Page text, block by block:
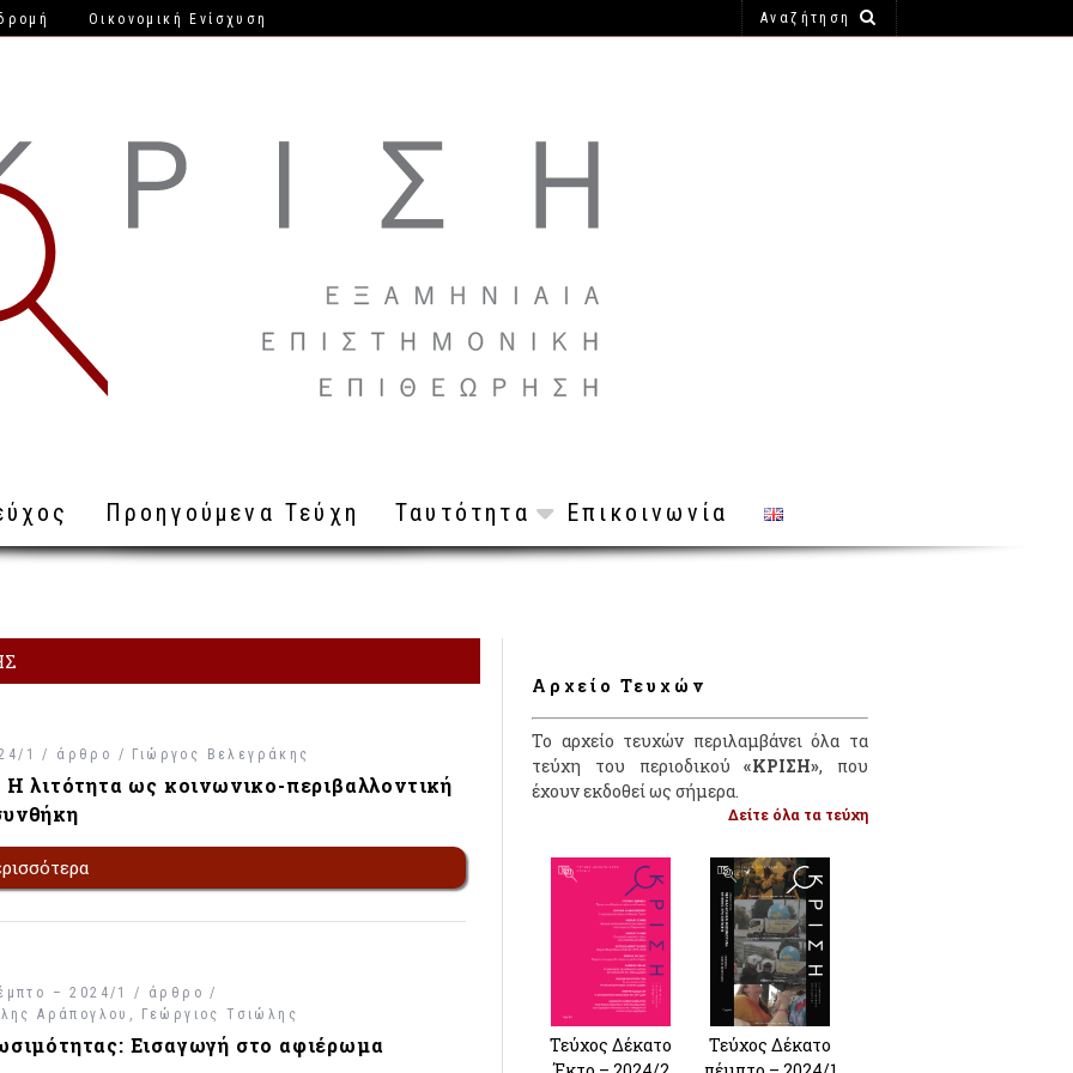
Οικονομική Ενίσχυση
Προηγούμενα Τεύχη Ταυτότητα Επικοινωνία
1 / άρθρο / Γιώργος Βελεγράκης
Η λιτότητα ως κοινωνικο-περιβαλλοντική
– 2024/1 / άρθρο /
Αράπογλου Γεώργιος Τσιώλης
Εισαγωγή στο αφιέρωμα
Αρχείο Τευχών
Το αρχείο τευχών περιλαμβάνει όλα τα
τεύχη του περιοδικού«ΚΡΙΣΗ», που
έχουν εκδοθεί ως σήμερα.
Δείτε όλα τα τεύχη
Τεύχος Δέκατο
Τεύχος Δέκατο